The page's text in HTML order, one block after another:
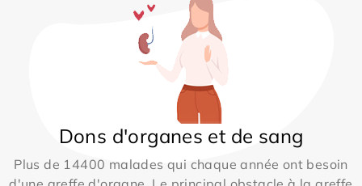
Dons d'organes et de sang
Plus de 14400 malades qui chaque année ont besoin